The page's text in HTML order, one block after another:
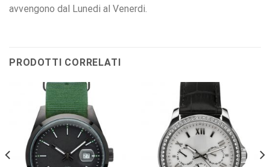
avvengono dal Lunedi al Venerdi.
PRODOTTI CORRELATI